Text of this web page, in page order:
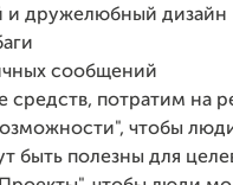
и дружелюбный дизайн
сообщений
средств, потратим на
чтобы
быть полезны для